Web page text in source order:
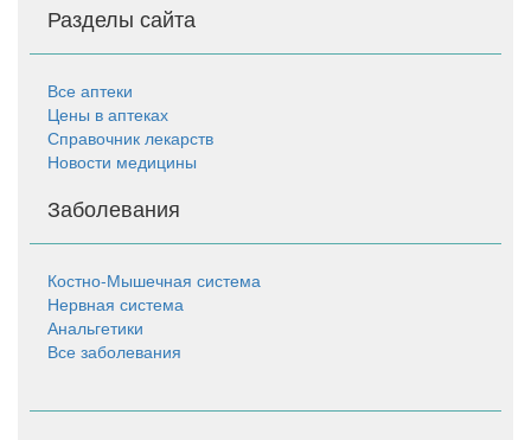
Разделы сайта
Все аптеки
Цены в аптеках
Справочник лекарств
Новости медицины
Заболевания
Костно-Мышечная система
Нервная система
Анальгетики
Все заболевания